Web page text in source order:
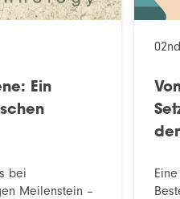
Ein
bei
Meilenstein –